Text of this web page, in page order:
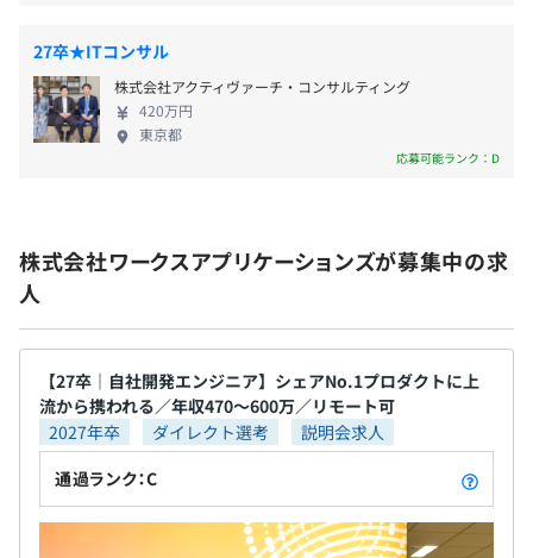
同等日数のフレックス休暇
※その年の祝日数により日数が変動する可能性あり。
■夏季休暇（7/1～9/30の任意の2労働日）
■赴任休暇、結婚休暇、忌引休暇、配偶者出産休暇など
■通勤手当（実費支給）
■テレワーク手当（フルタイム勤務者月額8,000円）
■職務手当（最大20万円）
賞与：年2回（6月、12月）
※月例給与2カ月分ですが、評価により変動する可能性が
あります。
品を活用して業務システム環境とデータ活用基盤を
整備し、自身の実践例をモデルとしてお客さまに提
案しています。 私たちはこれからも、お客さまのDX
推進と企業価値向上のパートナーとなれるよう、さ
27卒★ITコンサル
株式会社アクティヴァーチ・コンサルティング
420万円
東京都
応募可能ランク：D
株式会社ワークスアプリケーションズが募集中の求
人
【27卒｜自社開発エンジニア】シェアNo.1プロダクトに上
流から携われる／年収470～600万／リモート可
2027年卒
ダイレクト選考
説明会求人
通過ランク：C